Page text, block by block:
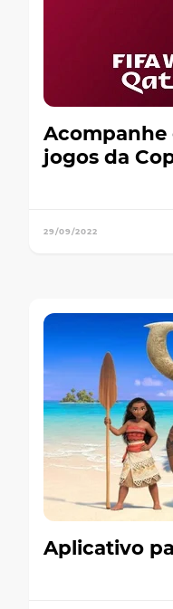
Acompanhe
jogos da
29/09/2022
Aplicativo